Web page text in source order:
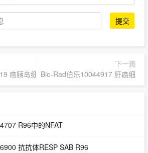
提交
癌胰岛细胞R96
下一篇
Bio-Rad伯乐10044917 肝癌细胞
R96中的NFAT
抗抗体RESP SAB R96